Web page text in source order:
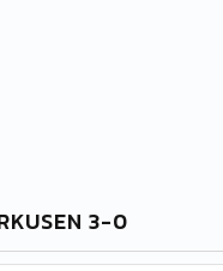
3-0